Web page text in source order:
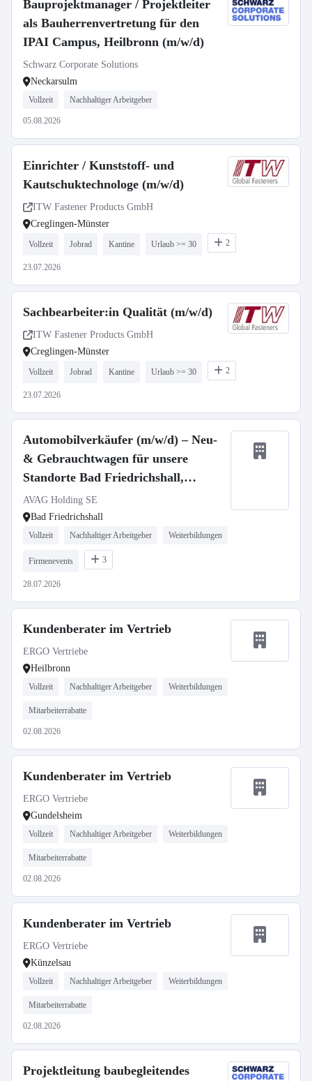
Bauprojektmanager / Projektleiter
als Bauherrenvertretung für den
IPAI Campus, Heilbronn (m/w/d)
Schwarz Corporate Solutions
Neckarsulm
Vollzeit Nachhaltiger Arbeitgeber
05.08.2026
Einrichter / Kunststoff- und
Kautschuktechnologe (m/w/d)
ITW Fastener Products GmbH
Creglingen-Münster
Vollzeit Jobrad Kantine Urlaub >= 30 2
23.07.2026
Sachbearbeiter:in Qualität (m/w/d)
ITW Fastener Products GmbH
Creglingen-Münster
Vollzeit Jobrad Kantine Urlaub >= 30 2
23.07.2026
Automobilverkäufer (m/w/d) – Neu-
& Gebrauchtwagen für unsere
Standorte Bad Friedrichshall,
Heilbronn oder Neckarsulm
AVAG Holding SE
Bad Friedrichshall
Vollzeit Nachhaltiger Arbeitgeber Weiterbildungen
Firmenevents 3
28.07.2026
Kundenberater im Vertrieb
ERGO Vertriebe
Heilbronn
Vollzeit Nachhaltiger Arbeitgeber Weiterbildungen
Mitarbeiterrabatte
02.08.2026
Kundenberater im Vertrieb
ERGO Vertriebe
Gundelsheim
Vollzeit Nachhaltiger Arbeitgeber Weiterbildungen
Mitarbeiterrabatte
02.08.2026
Kundenberater im Vertrieb
ERGO Vertriebe
Künzelsau
Vollzeit Nachhaltiger Arbeitgeber Weiterbildungen
Mitarbeiterrabatte
02.08.2026
Projektleitung baubegleitendes